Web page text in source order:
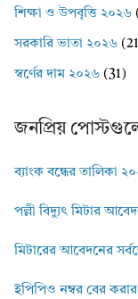
শিক্ষা ও উপবৃত্তি ২০২৬
সরকারি ভাতা ২০২৬
স্বর্ণের দাম ২০২৬ (31)
জনপ্রিয়
ব্যাংক বন্ধের তালিকা
পল্লী বিদ্যুৎ মিটার
মিটারের আবেদনের
ইপিপিও নম্বর বের